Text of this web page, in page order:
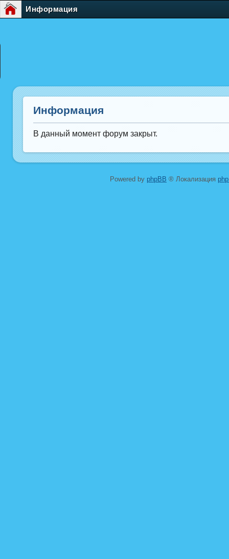
Информация
Информация
В данный момент форум закрыт.
Powered by phpBB ® Локализация